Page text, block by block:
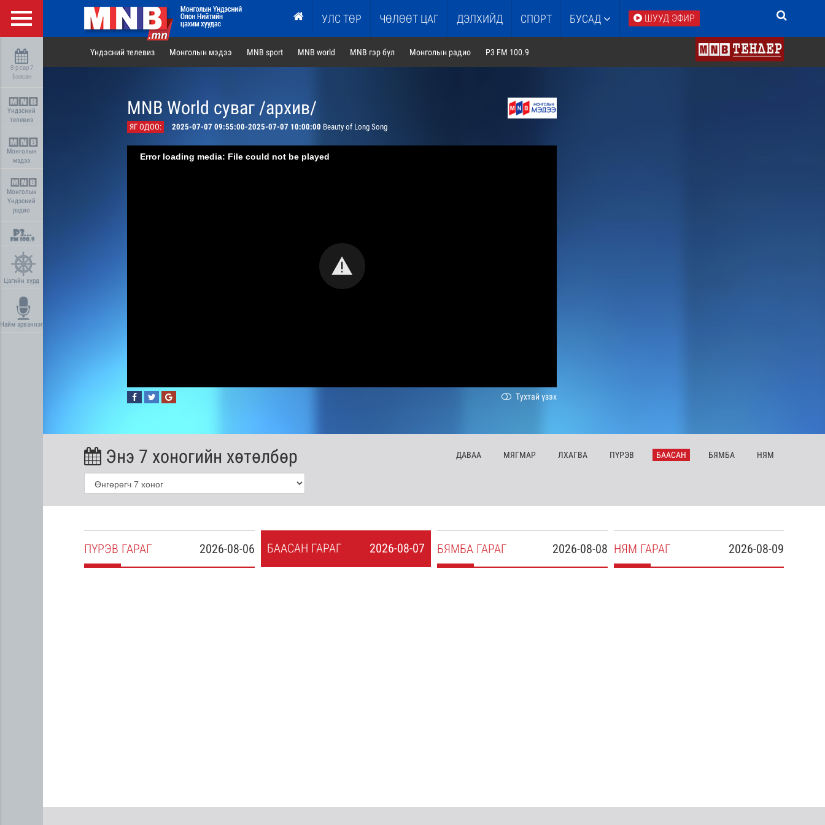
УЛС ТӨР ЧӨЛӨӨТ ЦАГ ДЭЛХИЙД СПОРТ БУСАД ШУУД ЭФИР
8-р сар 7
Баасан
Үндэсний
телевиз
Монголын
мэдээ
Монголын
Үндэсний
радио
Цагийн хүрд
Найм арваннэг
Үндэсний телевиз Монголын мэдээ MNB sport MNB world MNB гэр бүл Монголын радио P3 FM 100.9
MNB World суваг /архив/
ЯГ ОДОО: 2025-07-07 09:55:00-2025-07-07 10:00:00 Beauty of Long Song
Error loading media: File could not be played
Тухтай үзэх
Энэ 7 хоногийн хөтөлбөр ДАВАА МЯГМАР ЛХАГВА ПҮРЭВ БААСАН БЯМБА НЯМ
2026-08-06
ПҮРЭВ ГАРАГ 2026-08-07
БААСАН ГАРАГ 2026-08-08
БЯМБА ГАРАГ 2026-08-09
НЯМ ГАРАГ